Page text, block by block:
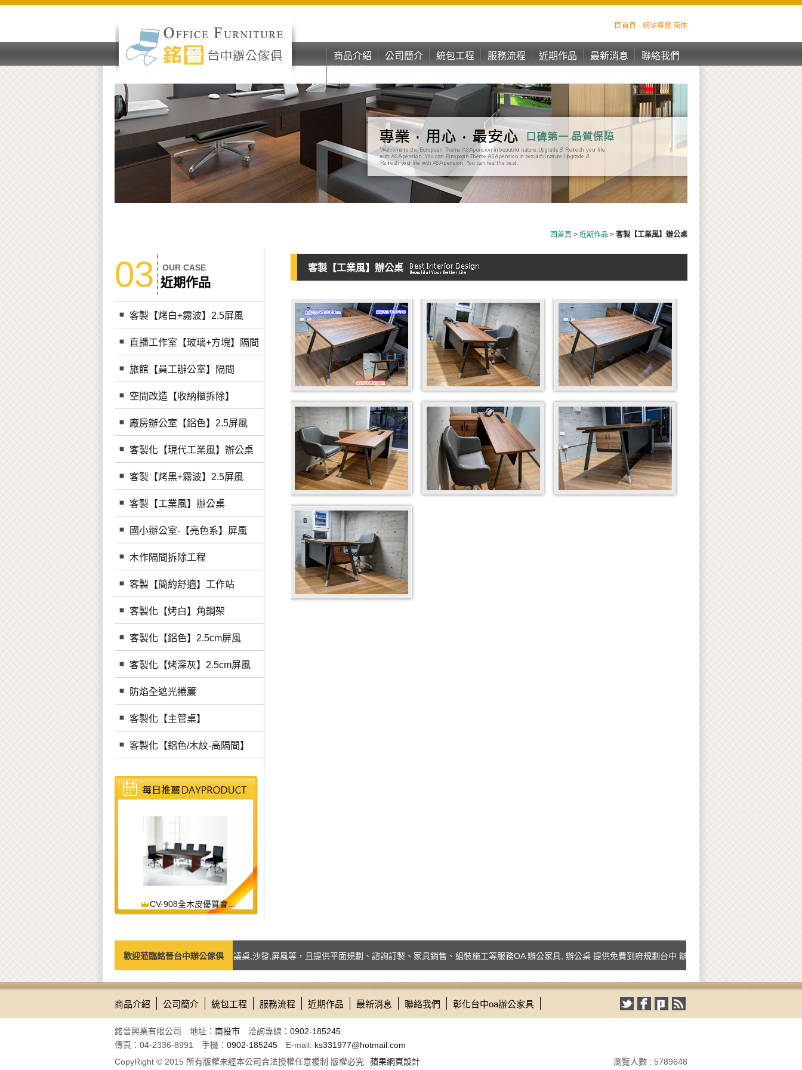
回首頁 網站導覽 简体
商品介紹
公司簡介
統包工程
服務流程
近期作品
最新消息
聯絡我們
辦公家具
彰化台中oa
辦公家具
回首頁 > 近期作品 > 客製【工業風】辦公桌
03 OUR CASE
近期作品
客製【烤白+霧波】2.5屏風
直播工作室【玻璃+方塊】隔間
旅館【員工辦公室】隔間
空間改造【收納櫃拆除】
廠房辦公室【鋁色】2.5屏風
客製化【現代工業風】辦公桌
客製【烤黑+霧波】2.5屏風
客製【工業風】辦公桌
國小辦公室-【亮色系】屏風
木作隔間拆除工程
客製【簡約舒適】工作站
客製化【烤白】角鋼架
客製化【鋁色】2.5cm屏風
客製化【烤深灰】2.5cm屏風
防焰全遮光捲簾
客製化【主管桌】
客製化【鋁色/木紋-高隔間】
CV-908全木皮優質會...
客製【工業風】辦公桌
歡迎蒞臨銘晉台中辦公傢俱
專營辦公家具相關之商品如：台中辦公椅,辦公桌,會議桌,沙發,屏風等，且提供平面規劃、諮詢訂製、家具銷售、組裝施工等服務OA 辦公家具, 辦公桌 提供免費到府規劃台中 辦公家具 以及 辦公桌及解說如何
商品介紹 公司簡介 統包工程 服務流程 近期作品 最新消息 聯絡我們 彰化台中oa辦公家具
銘晉興業有限公司 地址： 南投市 洽詢專線： 0902-185245
傳真：04-2336-8991 手機： 0902-185245 E-mail: ks331977@hotmail.com
CopyRight © 2015 所有版權未經本公司合法授權任意複制 版權必究
蘋果網頁設計 瀏覽人數 : 5789648